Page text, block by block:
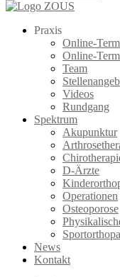
Praxis
Online-
Online-
Team
Videos
Rundgang
Spektrum
Akupunktur
D-Ärzte
Operationen
Osteoporose
News
Kontakt